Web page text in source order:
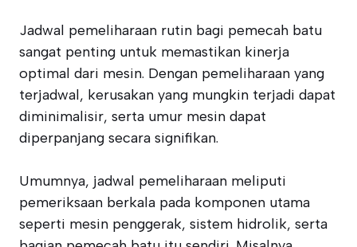
Jadwal pemeliharaan rutin bagi pemecah batu
sangat penting untuk memastikan kinerja
optimal dari mesin. Dengan pemeliharaan yang
terjadwal, kerusakan yang mungkin terjadi dapat
diminimalisir, serta umur mesin dapat
diperpanjang secara signifikan.
Umumnya, jadwal pemeliharaan meliputi
pemeriksaan berkala pada komponen utama
seperti mesin penggerak, sistem hidrolik, serta